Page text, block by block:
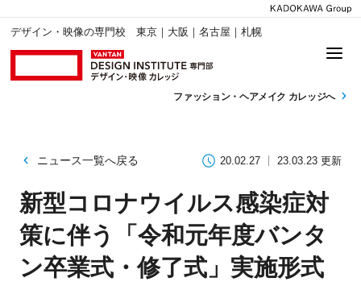
デザイン・映像の専門校 東京｜大阪｜名古屋｜札幌
ファッション・ ヘアメイク カレッジへ
ニュース一覧へ戻る 20.02.27 23.03.23 更新
新型コロナウイルス感染症対
策に伴う「令和元年度バンタ
ン卒業式・修了式」実施形式